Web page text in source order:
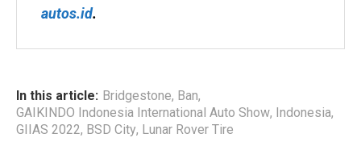
autos.id.
In this article: Bridgestone, Ban,
GAIKINDO Indonesia International Auto Show, Indonesia,
GIIAS 2022, BSD City, Lunar Rover Tire